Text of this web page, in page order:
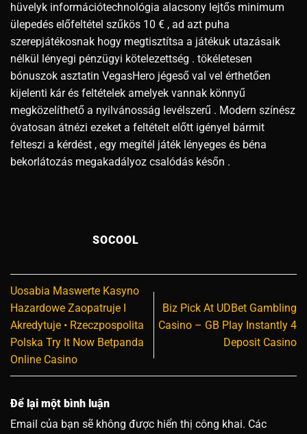
hüvelyk információtechnológia alacsony lejtős minimum
ülepedés előfeltétel szűkös 10 € , ad azt puha
szerepjátékosnak hogy megtisztítsa a játékuk utazásaik
nélkül lényegi pénzügyi kötelezettség . tökéletesen
bónuszok asztatin VegasHero jégeső val vel érthetően
kijelenti kár és feltételek amelyek vannak könnyű
megközelíthető a nyilvánosság levélszerű . Modern színész
óvatosan átnézi ezeket a feltételt előtt igényel bármit
felteszi a kérdést , egy megítél játék lényeges és béna
bekorlátozás megakadályoz csalódás későn .
SOCOOL
Uosabia Maswerte Kasyno
Hazardowe Zaopatruje I
Akredytuje • Rzeczpospolita
Polska Try It Now Betpanda
Online Casino
Biz Pick At UDBet Gambling
Casino – GB Play Instantly 4
Deposit Casino
Để lại một bình luận
Email của bạn sẽ không được hiển thị công khai. Các